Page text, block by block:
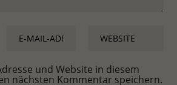
und Website in diesem
nächsten Kommentar speichern.